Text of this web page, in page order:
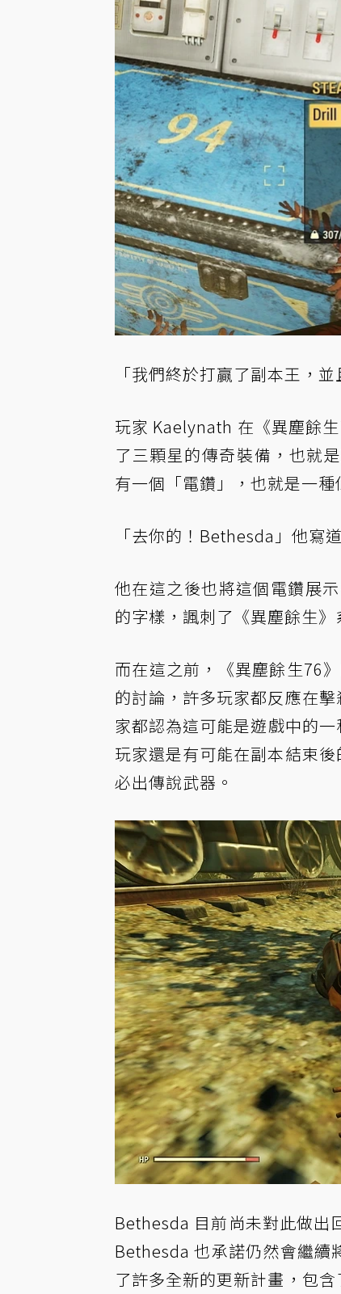
「我們終於打贏了副本王，
玩家 Kaelynath 在《異塵餘
了三顆星的傳奇裝備，也就
有一個「電鑽」，也就是一種
「去你的！Bethesda」他寫道
他在這之後也將這個電鑽展
的字樣，諷刺了《異塵餘生
而在這之前，《異塵餘生76
的討論，許多玩家都反應在
家都認為這可能是遊戲中的
玩家還是有可能在副本結束
必出傳說武器。
Bethesda 目前尚未對此做出
Bethesda 也承諾仍然會繼續
了許多全新的更新計畫，包